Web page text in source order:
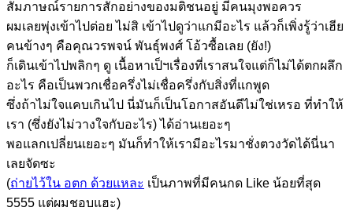
สัมภาษณ์รายการสักอย่างของมติชนอยู่ มีคนมุงพอควร
ผมเลยพุ่งเข้าไปต่อย ไม่สิ เข้าไปดูว่าแกมีอะไร แล้วก็เพิ่งรู้ว่าเฮีย
คนข้างๆ คือคุณวรพจน์ พันธุ์พงศ์ โอ้วซื้อเลย (ยัง!)
ก็เดินเข้าไปพลิกๆ ดู เนื้อหาเป็ฯเรื่องที่เราสนใจแต่ก็ไม่ได้ตกผลึก
อะไร คือเป็นพวกเชื่อครึ่งไม่เชื่อครึ่งกับสิ่งที่แกพูด
ซึ่งถ้าไม่ใจแคบเกินไป นี่มันก็เป็นโอกาสอันดีไม่ใช่เหรอ ที่ทำให้
เรา (ซึ่งยังไม่วางใจกับอะไร) ได้อ่านเยอะๆ
พอแลกเปลี่ยนเยอะๆ มันก็ทำให้เรามีอะไรมาชั่งตวงวัดได้นี่นา
เลยจัดซะ
(ถ่ายไว้ใน อตก ด้วยแหละ เป็นภาพที่มีคนกด Like น้อยที่สุด
5555 แต่ผมชอบแฮะ)